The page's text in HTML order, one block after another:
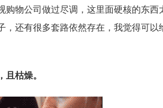
物公司做过尽调，这里面硬核的东西
还有很多套路依然存在，我觉得可以
枯燥。